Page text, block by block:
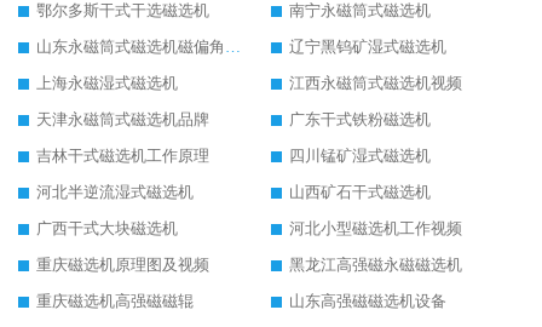
鄂尔多斯干式干选磁选机
南宁永磁筒式磁选机
山东永磁筒式磁选机磁偏角怎么调整
辽宁黑钨矿湿式磁选机
上海永磁湿式磁选机
江西永磁筒式磁选机视频
天津永磁筒式磁选机品牌
广东干式铁粉磁选机
吉林干式磁选机工作原理
四川锰矿湿式磁选机
河北半逆流湿式磁选机
山西矿石干式磁选机
广西干式大块磁选机
河北小型磁选机工作视频
重庆磁选机原理图及视频
黑龙江高强磁永磁磁选机
重庆磁选机高强磁磁辊
山东高强磁磁选机设备